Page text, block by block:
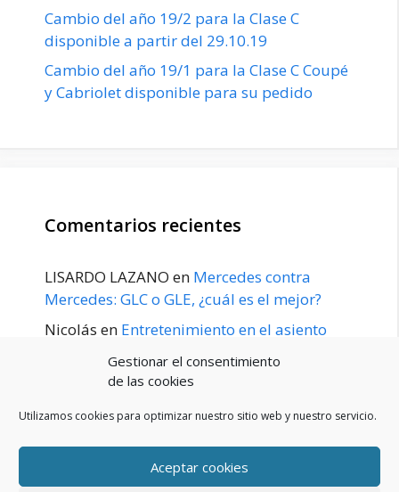
Gestionar el consentimiento
de las cookies
Utilizamos cookies para optimizar nuestro sitio web y nuestro servicio.
Aceptar cookies
Cambio del año 19/2 para la Clase C
disponible a partir del 29.10.19
Cambio del año 19/1 para la Clase C Coupé
y Cabriolet disponible para su pedido
Comentarios recientes
LISARDO LAZANO en Mercedes contra
Mercedes: GLC o GLE, ¿cuál es el mejor?
Nicolás en Entretenimiento en el asiento
trasero para el GLE / GLS disponible a
principios de 2020
POLÍTICA DE PRIVACIDAD